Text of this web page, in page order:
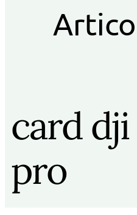
card
pro